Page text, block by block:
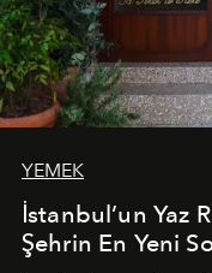
YEMEK
İstanbul’un Yaz
Şehrin En Yeni